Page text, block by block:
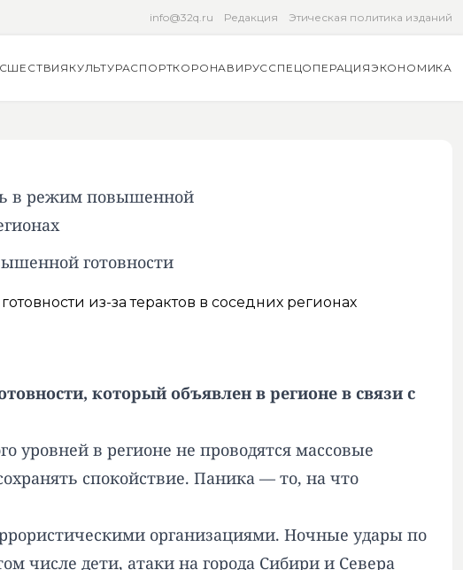
info@32q.ru Редакция Этическая политика изданий
КУЛЬТУРАСПОРТКОРОНАВИРУССПЕЦОПЕРАЦИЯЭКОНОМИКА
в режим повышенной
готовности
который объявлен в регионе в связи с
уровней в регионе не проводятся массовые
спокойствие. Паника — то, на что
организациями. Ночные удары по
числе дети, атаки на города Сибири и Севера